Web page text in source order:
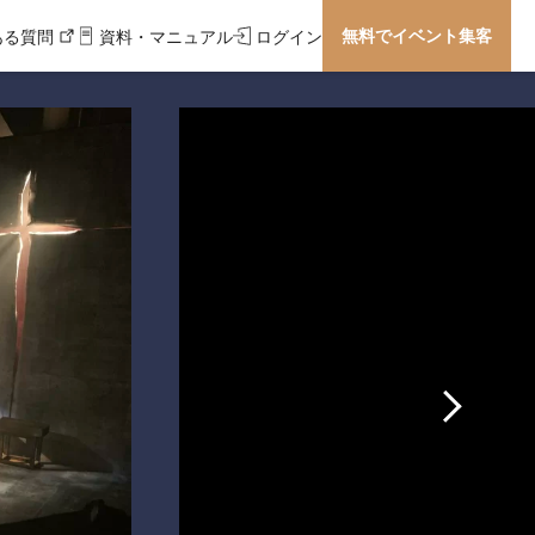
質問 資料・マニュアル ログイン 無料でイベント集客